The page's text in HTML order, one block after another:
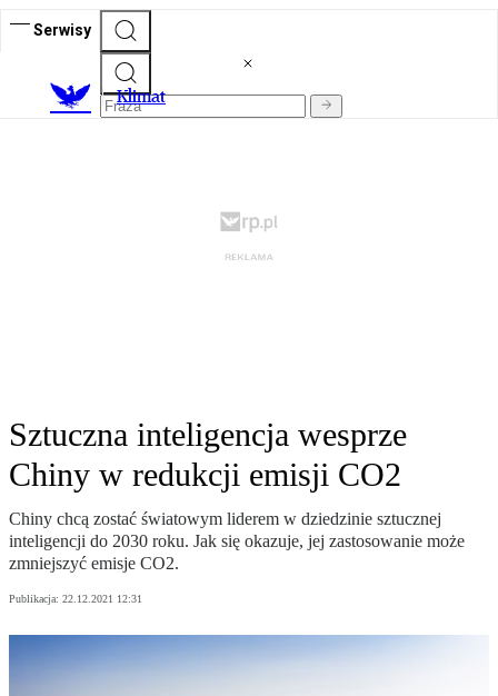
Serwisy
Klimat
Sztuczna inteligencja wesprze
Chiny w redukcji emisji CO2
Chiny chcą zostać światowym liderem w dziedzinie sztucznej
inteligencji do 2030 roku. Jak się okazuje, jej zastosowanie może
zmniejszyć emisje CO2.
Publikacja: 22.12.2021 12:31